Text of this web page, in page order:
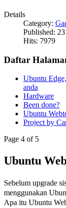
Details
Category:
Published:
Hits: 7979
Daftar
Ubuntu
anda
Hardware
Been done?
Ubuntu
Project by
Page 4 of 5
Ubuntu
Sebelum upgrade
menggunakan
Apa itu Ubuntu